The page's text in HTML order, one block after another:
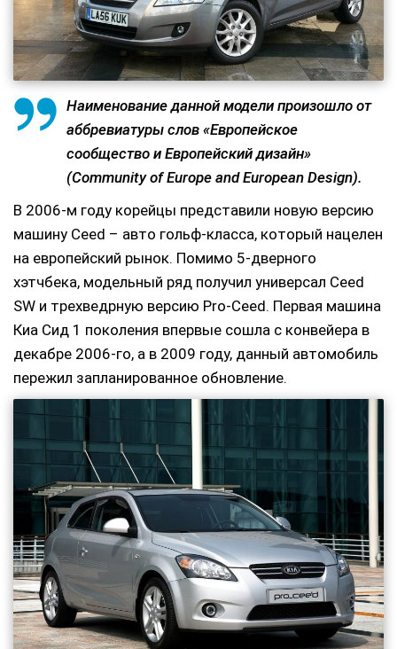
Наименование данной модели произошло от
аббревиатуры слов «Европейское
сообщество и Европейский дизайн»
(Community of Europe and European Design).
В 2006-м году корейцы представили новую версию
машину Ceed – авто гольф-класса, который нацелен
на европейский рынок. Помимо 5-дверного
хэтчбека, модельный ряд получил универсал Ceed
SW и трехведрную версию Pro-Ceed. Первая машина
Киа Сид 1 поколения впервые сошла с конвейера в
декабре 2006-го, а в 2009 году, данный автомобиль
пережил запланированное обновление.